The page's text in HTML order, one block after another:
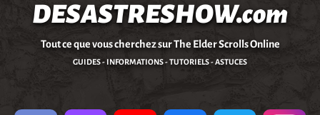
DESASTRESHOW.com
Tout ce que vous cherchez sur The Elder Scrolls Online
GUIDES - INFORMATIONS - TUTORIELS - ASTUCES